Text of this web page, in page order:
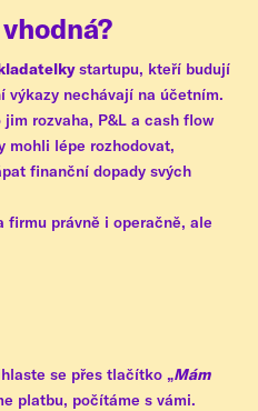
startupu, kteří budují
nechávají na účetním.
rozvaha, P&L a cash flow
lépe rozhodovat,
finanční dopady svých
firmu právně i operačně, ale
se přes tlačítko „Mám
platbu, počítáme s vámi.